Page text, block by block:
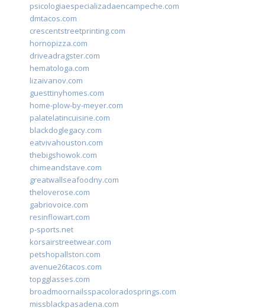
psicologiaespecializadaencampeche.com
dmtacos.com
crescentstreetprinting.com
hornopizza.com
driveadragster.com
hematologa.com
lizaivanov.com
guesttinyhomes.com
home-plow-by-meyer.com
palatelatincuisine.com
blackdoglegacy.com
eatvivahouston.com
thebigshowok.com
chimeandstave.com
greatwallseafoodny.com
theloverose.com
gabriovoice.com
resinflowart.com
p-sports.net
korsairstreetwear.com
petshopallston.com
avenue26tacos.com
topgglasses.com
broadmoornailsspacoloradosprings.com
missblackpasadena.com